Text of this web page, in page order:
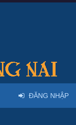
- Miễn phí
ĐĂNG NHẬP